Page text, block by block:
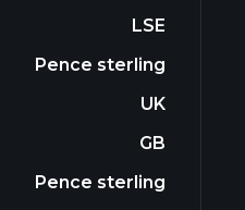
LSE
Pence sterling
UK
GB
Pence sterling